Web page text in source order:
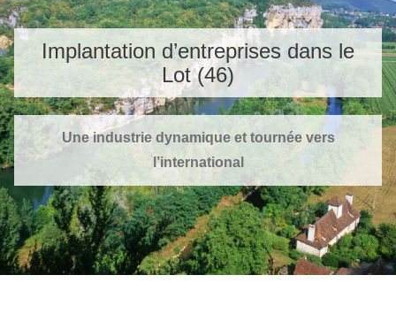
Implantation d’entreprises dans le
Lot (46)
Une industrie dynamique et tournée vers
l’international